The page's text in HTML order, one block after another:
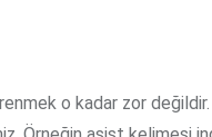
o kadar zor değildir.